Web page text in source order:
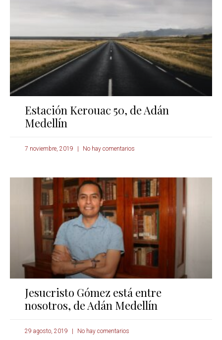
Estación Kerouac 50, de Adán
Medellín
7 noviembre, 2019 No hay comentarios
Jesucristo Gómez está entre
nosotros, de Adán Medellín
29 agosto, 2019 No hay comentarios